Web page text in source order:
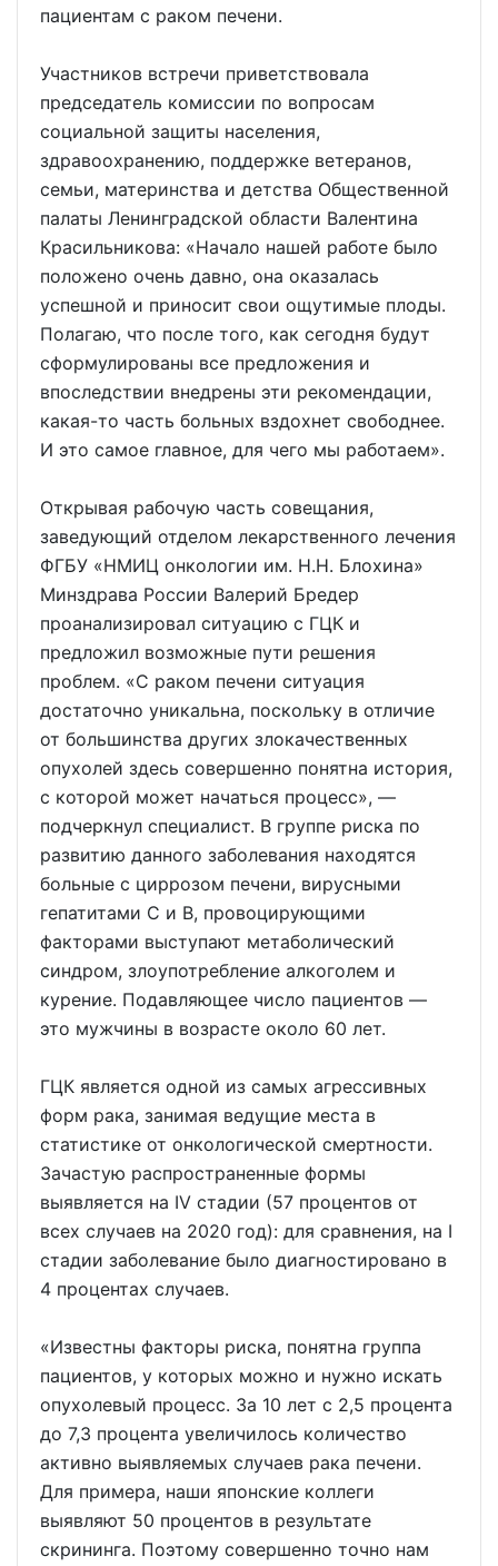
пациентам с раком печени.
Участников встречи приветствовала
председатель комиссии по вопросам
социальной защиты населения,
здравоохранению, поддержке ветеранов,
семьи, материнства и детства Общественной
палаты Ленинградской области Валентина
Красильникова: «Начало нашей работе было
положено очень давно, она оказалась
успешной и приносит свои ощутимые плоды.
Полагаю, что после того, как сегодня будут
сформулированы все предложения и
впоследствии внедрены эти рекомендации,
какая-то часть больных вздохнет свободнее.
И это самое главное, для чего мы работаем».
Открывая рабочую часть совещания,
заведующий отделом лекарственного лечения
ФГБУ «НМИЦ онкологии им. Н.Н. Блохина»
Минздрава России Валерий Бредер
проанализировал ситуацию с ГЦК и
предложил возможные пути решения
проблем. «С раком печени ситуация
достаточно уникальна, поскольку в отличие
от большинства других злокачественных
опухолей здесь совершенно понятна история,
с которой может начаться процесс», —
подчеркнул специалист. В группе риска по
развитию данного заболевания находятся
больные с циррозом печени, вирусными
гепатитами С и В, провоцирующими
факторами выступают метаболический
синдром, злоупотребление алкоголем и
курение. Подавляющее число пациентов —
это мужчины в возрасте около 60 лет.
ГЦК является одной из самых агрессивных
форм рака, занимая ведущие места в
статистике от онкологической смертности.
Зачастую распространенные формы
выявляется на IV стадии (57 процентов от
всех случаев на 2020 год): для сравнения, на I
стадии заболевание было диагностировано в
4 процентах случаев.
«Известны факторы риска, понятна группа
пациентов, у которых можно и нужно искать
опухолевый процесс. За 10 лет с 2,5 процента
до 7,3 процента увеличилось количество
активно выявляемых случаев рака печени.
Для примера, наши японские коллеги
выявляют 50 процентов в результате
скрининга. Поэтому совершенно точно нам